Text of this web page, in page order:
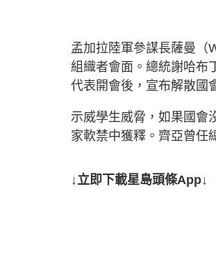
孟加拉陸軍參謀長薩曼（
組織者會面。總統謝哈布
代表開會後，宣布解散國
示威學生威脅，如果國會
家軟禁中獲釋。齊亞曾任
↓立即下載星島頭條App↓